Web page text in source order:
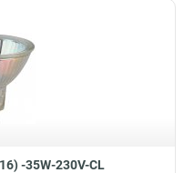
-35W-230V-CL